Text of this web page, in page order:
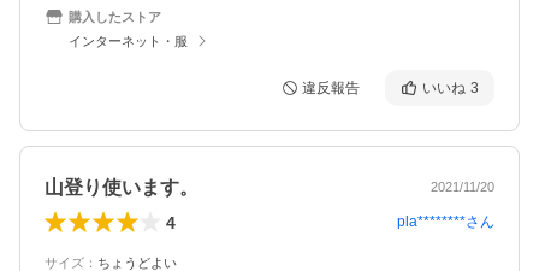
購入したストア
インターネット・服
違反報告 いいね 3
山登り使います。 2021/11/20
4 pla********さん
サイズ ： ちょうどよい